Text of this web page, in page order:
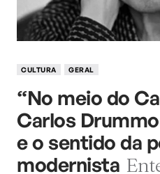
CULTURA GERAL
“No meio do
Carlos
e o sentido da
modernista